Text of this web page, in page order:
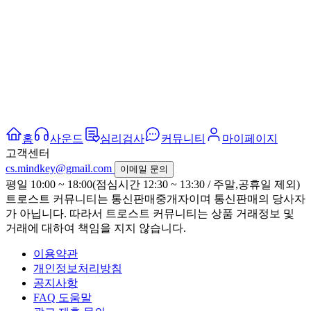
홈 사운드 심리검사 커뮤니티
마이페이지
고객센터
cs.mindkey@gmail.com
이메일 문의
평일 10:00 ~ 18:00(점심시간 12:30 ~ 13:30 / 주말,공휴일 제외)
트로스트 커뮤니티는 통신판매중개자이며 통신판매의 당사자
가 아닙니다. 따라서 트로스트 커뮤니티는 상품 거래정보 및
거래에 대하여 책임을 지지 않습니다.
이용약관
개인정보처리방침
공지사항
FAQ 도움말